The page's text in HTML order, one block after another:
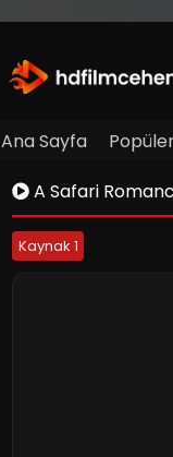
Ana Sayfa
A Safari
Kaynak 1